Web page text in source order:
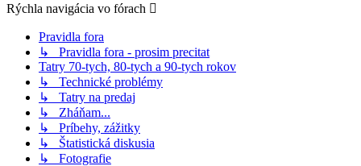
Rýchla navigácia vo fórach
Pravidla fora
↳ Pravidla fora - prosim precitat
Tatry 70-tych, 80-tych a 90-tych rokov
↳ Technické problémy
↳ Tatry na predaj
↳ Zháňam...
↳ Príbehy, zážitky
↳ Štatistická diskusia
↳ Fotografie